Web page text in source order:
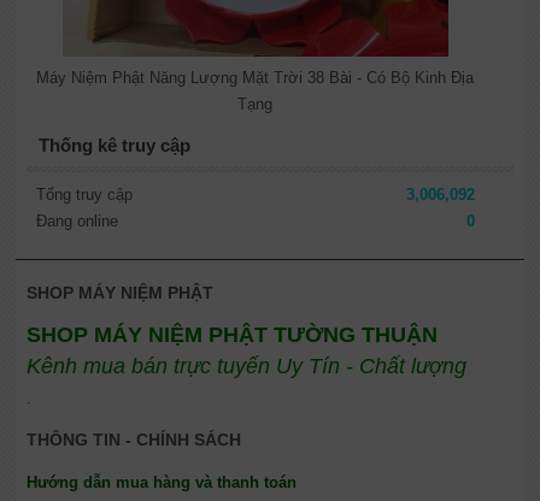
Máy Niệm Phật Năng Lượng Mặt Trời 38 Bài - Có Bộ Kinh Địa
Tạng
Thống kê truy cập
Tổng truy cập
3,006,092
Đang online
0
SHOP MÁY NIỆM PHẬT
SHOP MÁY NIỆM PHẬT TƯỜNG THUẬN
Kênh mua bán trực tuyến Uy Tín - Chất lượng
THÔNG TIN - CHÍNH SÁCH
Hướng dẫn mua hàng và thanh toán